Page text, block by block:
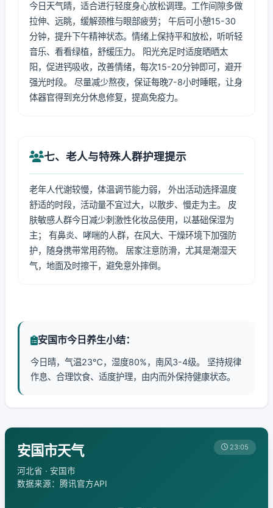
今日天气晴，适合进行轻度身心放松调理。工作间隙多做
拉伸、远眺，缓解颈椎与眼部疲劳； 午后可小憩15-30
分钟，提升下午精神状态。情绪上保持平和放松，听听轻
音乐、看看绿植，舒缓压力。 阳光充足时适度晒晒太
阳，促进钙吸收，改善情绪，每次15-20分钟即可，避开
强光时段。 尽量减少熬夜，保证每晚7-8小时睡眠，让身
体器官得到充分休息修复，提高免疫力。
七、老人与特殊人群护理提示
老年人代谢较慢，体温调节能力弱， 外出活动选择温度
舒适的时段，活动量不宜过大，以散步、慢走为主。 皮
肤敏感人群今日减少刺激性化妆品使用，以基础保湿为
主； 有鼻炎、哮喘的人群，在风大、干燥环境下加强防
护，随身携带常用药物。 居家注意防滑，尤其是潮湿天
气，地面及时擦干，避免意外摔倒。
安国市今日养生小结：
今日晴，气温23℃，湿度80%，南风3-4级。 坚持规律
作息、合理饮食、适度护理，由内而外保持健康状态。
安国市天气
河北省 · 安国市
数据来源：腾讯官方API
23:05